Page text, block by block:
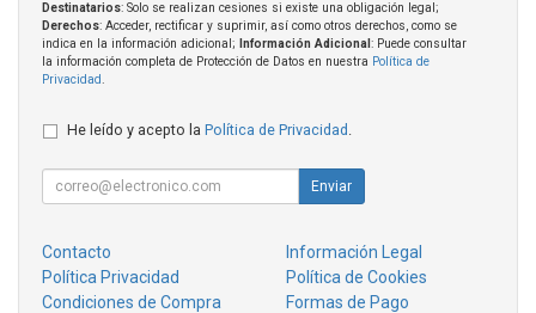
Destinatarios: Solo se realizan cesiones si existe una obligación legal;
Derechos: Acceder, rectificar y suprimir, así como otros derechos, como se
indica en la información adicional;
Información Adicional : Puede consultar
la información completa de Protección de Datos en nuestra Política de
Privacidad
He leído y acepto la Política de Privacidad .
Enviar
Contacto
Información Legal
Política Privacidad
Política de Cookies
Condiciones de Compra
Formas de Pago